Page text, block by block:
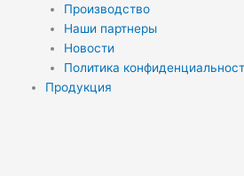
Производство
Наши партнеры
Новости
Политика
Продукция